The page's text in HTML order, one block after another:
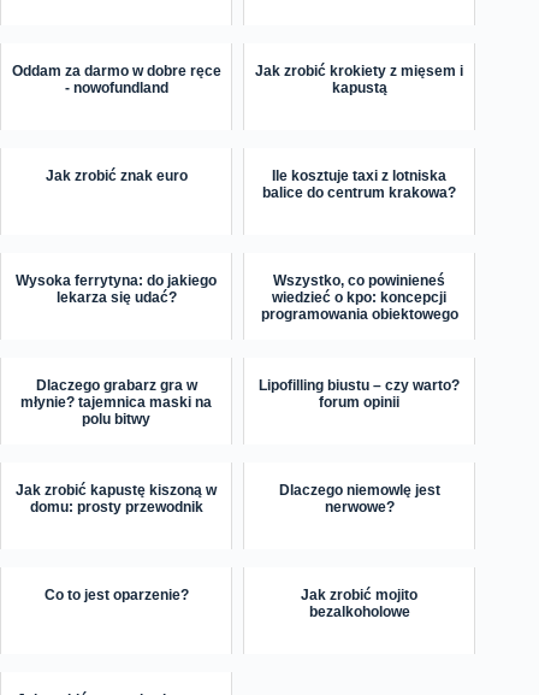
Oddam za darmo w dobre ręce
- nowofundland
Jak zrobić krokiety z mięsem i
kapustą
Jak zrobić znak euro
Ile kosztuje taxi z lotniska
balice do centrum krakowa?
Wysoka ferrytyna: do jakiego
lekarza się udać?
Wszystko, co powinieneś
wiedzieć o kpo: koncepcji
programowania obiektowego
Dlaczego grabarz gra w
młynie? tajemnica maski na
polu bitwy
Lipofilling biustu – czy warto?
forum opinii
Jak zrobić kapustę kiszoną w
domu: prosty przewodnik
Dlaczego niemowlę jest
nerwowe?
Co to jest oparzenie?
Jak zrobić mojito
bezalkoholowe